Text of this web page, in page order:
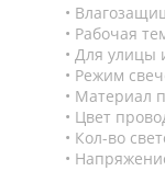
Рабочая
Для улицы
Режим
Материал
Цвет
Кол-во